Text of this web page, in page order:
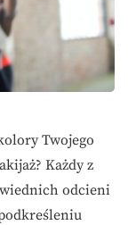
Twojego
Każdy z
odcieni